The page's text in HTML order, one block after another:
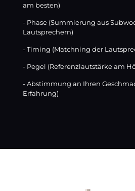
am besten)
- Phase (Summierung aus
Lautsprechern)
- Timing (Matchning der
- Pegel (Referenzlautstärke am
- Abstimmung an Ihren
Erfahrung)